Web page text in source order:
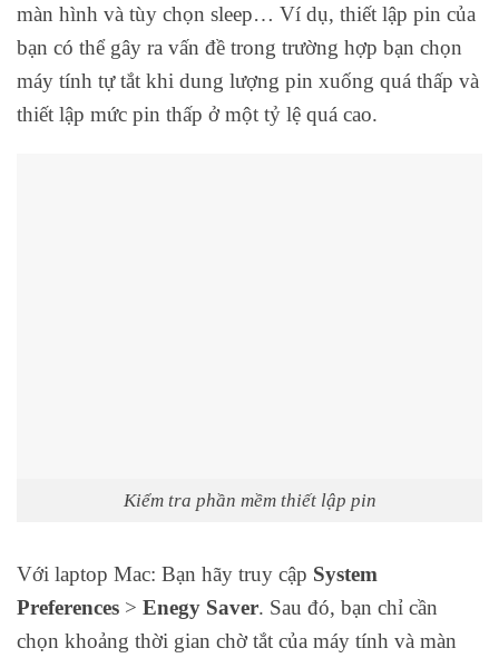
màn hình và tùy chọn sleep… Ví dụ, thiết lập pin của
bạn có thể gây ra vấn đề trong trường hợp bạn chọn
máy tính tự tắt khi dung lượng pin xuống quá thấp và
thiết lập mức pin thấp ở một tỷ lệ quá cao.
Kiểm tra phần mềm thiết lập pin
Với laptop Mac: Bạn hãy truy cập System
Preferences > Enegy Saver. Sau đó, bạn chỉ cần
chọn khoảng thời gian chờ tắt của máy tính và màn